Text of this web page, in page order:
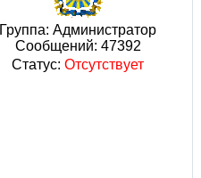
Группа: Администратор
Сообщений: 47392
Статус: Отсутствует